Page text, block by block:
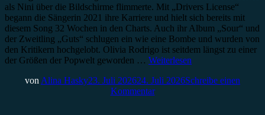
als Nini über die Bildschirme flimmerte. Mit „Drivers License“
begann die Sängerin 2021 ihre Karriere und hielt sich bereits mit
diesem Song 32 Wochen in den Charts. Auch ihr Album „Sour“ und
der Zweitling „Guts“ schlugen ein wie eine Bombe und wurden von
den Kritikern hochgelobt. Olivia Rodrigo ist seitdem längst zu einer
der Größen der Popwelt geworden … Weiterlesen
von Alina Hasky23. Juli 202624. Juli 2026Schreibe einen
Kommentar